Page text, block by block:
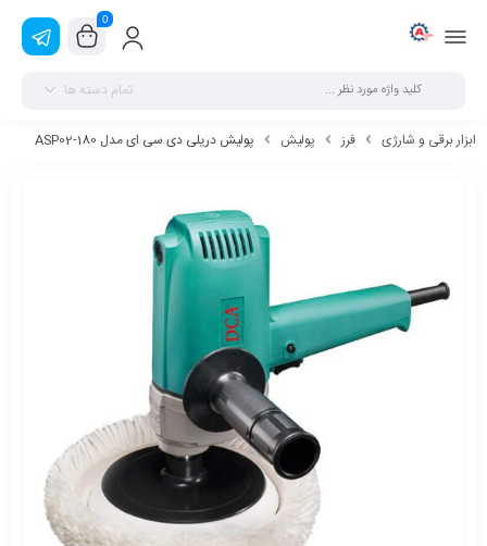
0
تمام دسته ها
ابزار برقی و شارژی فرز پولیش پولیش دریلی دی سی ای مدل ASP02-180